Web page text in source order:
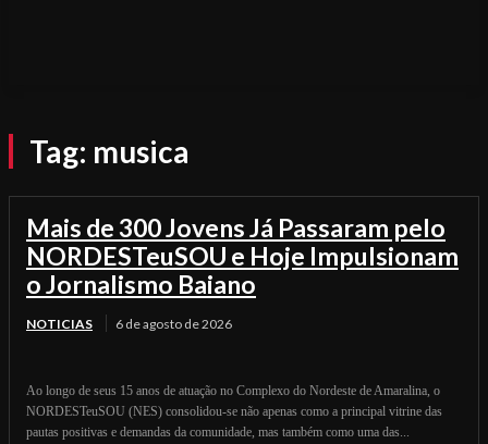
Tag: musica
Mais de 300 Jovens Já Passaram pelo
NORDESTeuSOU e Hoje Impulsionam
o Jornalismo Baiano
NOTICIAS 6 de agosto de 2026
Ao longo de seus 15 anos de atuação no Complexo do Nordeste de Amaralina, o
NORDESTeuSOU (NES) consolidou-se não apenas como a principal vitrine das
pautas positivas e demandas da comunidade, mas também como uma das...